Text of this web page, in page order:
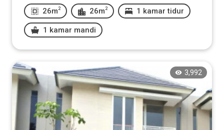
26m 2 26m 2 1 kamar tidur
1 kamar mandi
3,992